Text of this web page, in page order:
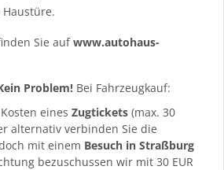
Sie aufwww.autohaus-
Problem! Bei Fahrzeugkauf:
einesZugtickets(max. 30
alternativ verbinden Sie die
mit einem Besuch in Straßburg
bezuschussen wir mit 30 EUR